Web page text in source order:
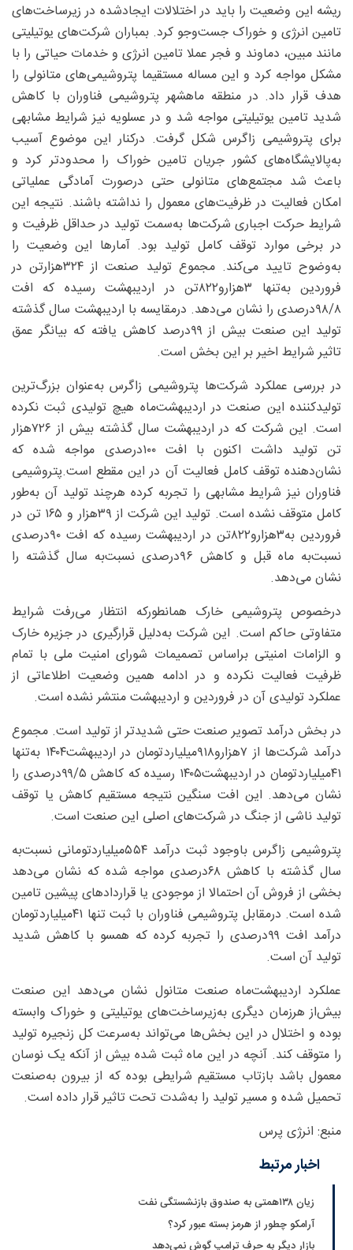
ریشه این وضعیت را باید در اختلالات ایجادشده در زیرساخت‌های
تامین انرژی و خوراک جست‌وجو کرد. بمباران شرکت‌های یوتیلیتی
مانند مبین، دماوند و فجر عملا تامین انرژی و خدمات حیاتی را با
مشکل مواجه کرد و این مساله مستقیما پتروشیمی‌های متانولی را
هدف قرار داد. در منطقه ماهشهر پتروشیمی فناوران با کاهش
شدید تامین یوتیلیتی مواجه شد و در عسلویه نیز شرایط مشابهی
برای پتروشیمی زاگرس شکل گرفت. درکنار این موضوع آسیب
به‌پالایشگاه‌های کشور جریان تامین خوراک را محدودتر کرد و
باعث شد مجتمع‌های متانولی حتی درصورت آمادگی عملیاتی
امکان فعالیت در ظرفیت‌های معمول را نداشته باشند. نتیجه این
شرایط حرکت اجباری شرکت‌ها به‌سمت تولید در حداقل ظرفیت و
در برخی موارد توقف کامل تولید بود. آمارها این وضعیت را
به‌وضوح تایید می‌کند. مجموع تولید صنعت از ۳۲۴‌هزارتن در
فروردین به‌تنها ۳‌هزارو۸۲۲تن در اردیبهشت رسیده که افت
۸/‏‏۹۸درصدی را نشان می‌دهد. درمقایسه با اردیبهشت سال گذشته
تولید این صنعت بیش از ۹۹‌درصد کاهش یافته که بیانگر عمق
تاثیر شرایط اخیر بر این بخش است.
در بررسی عملکرد شرکت‌ها پتروشیمی زاگرس به‌عنوان بزرگ‌ترین
تولیدکننده این صنعت در اردیبهشت‌ماه هیچ تولیدی ثبت نکرده
است. این شرکت که در اردیبهشت سال گذشته بیش از ۷۲۶‌هزار
تن تولید داشت اکنون با افت ۱۰۰‌درصدی مواجه شده که
نشان‌دهنده توقف کامل فعالیت آن در این مقطع است.پتروشیمی
فناوران نیز شرایط مشابهی را تجربه کرده هرچند تولید آن به‌طور
کامل متوقف نشده است. تولید این شرکت از ۳۹‌هزار و ۱۶۵ تن در
فروردین به‌۳‌هزارو۸۲۲تن در اردیبهشت رسیده که افت ۹۰‌درصدی
نسبت‌به ‌ماه قبل و کاهش ۹۶‌درصدی نسبت‌به ‌سال گذشته را
نشان می‌دهد.
درخصوص پتروشیمی خارک همانطورکه انتظار می‌رفت شرایط
متفاوتی حاکم است. این شرکت به‌دلیل قرارگیری در جزیره خارک
و الزامات امنیتی براساس تصمیمات شورای امنیت ملی با تمام
ظرفیت فعالیت نکرده و در ادامه همین وضعیت اطلاعاتی از
عملکرد تولیدی آن در فروردین و اردیبهشت منتشر نشده است.
در بخش درآمد تصویر صنعت حتی شدیدتر از تولید است. مجموع
درآمد شرکت‌ها از ۷‌هزارو۹۱۸‌میلیاردتومان در اردیبهشت۱۴۰۴ به‌تنها
۴۱‌میلیاردتومان در اردیبهشت۱۴۰۵ رسیده که کاهش ۵/‏‏۹۹‌درصدی را
نشان می‌دهد. این افت سنگین نتیجه مستقیم کاهش یا توقف
تولید ناشی از جنگ در شرکت‌های اصلی این صنعت است.
پتروشیمی زاگرس باوجود ثبت درآمد ۵۵۴‌میلیاردتومانی نسبت‌به
‌سال گذشته با کاهش ۶۸‌درصدی مواجه شده که نشان می‌دهد
بخشی از فروش آن احتمالا از موجودی یا قراردادهای پیشین تامین
شده است. درمقابل پتروشیمی فناوران با ثبت تنها ۴۱‌میلیاردتومان
درآمد افت ۹۹‌درصدی را تجربه کرده که همسو با کاهش شدید
تولید آن است.
عملکرد اردیبهشت‌ماه صنعت متانول نشان می‌دهد این صنعت
بیش‌از هرزمان دیگری به‌زیرساخت‌های یوتیلیتی و خوراک وابسته
بوده و اختلال در این بخش‌ها می‌تواند به‌سرعت کل زنجیره تولید
را متوقف کند. آنچه در این ماه ثبت شده بیش از آنکه یک نوسان
معمول باشد بازتاب مستقیم شرایطی بوده که از بیرون به‌صنعت
تحمیل شده و مسیر تولید را به‌شدت تحت تاثیر قرار داده است.
منبع: انرژی پرس
اخبار مرتبط
زیان ۱۳۸همتی به صندوق بازنشستگی نفت
آرامکو چطور از هرمز بسته عبور کرد؟
بازار دیگر به حرف ترامپ گوش نمی‌دهد